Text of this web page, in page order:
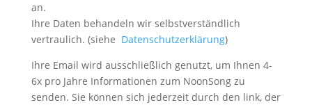
an.
Ihre Daten behandeln wir selbstverständlich
vertraulich. (siehe Datenschutzerklärung)
Ihre Email wird ausschließlich genutzt, um Ihnen 4-
6x pro Jahre Informationen zum NoonSong zu
senden. Sie können sich jederzeit durch den link, der